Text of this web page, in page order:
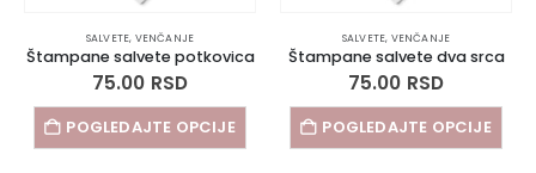
SALVETE, VENČANJE
Štampane salvete potkovica
75.00 RSD
POGLEDAJTE OPCIJE
SALVETE, VENČANJE
Štampane salvete dva srca
75.00 RSD
POGLEDAJTE OPCIJE